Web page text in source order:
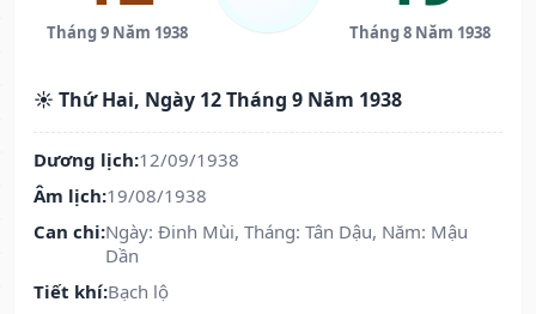
Tháng 9 Năm 1938 Tháng 8 Năm 1938
☀️ Thứ Hai, Ngày 12 Tháng 9 Năm 1938
Dương lịch:12/09/1938
Âm lịch:19/08/1938
Can chi:Ngày: Đinh Mùi, Tháng: Tân Dậu, Năm: Mậu
Dần
Tiết khí:Bạch lộ